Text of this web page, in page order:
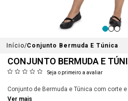
Início Conjunto Bermuda E Túnica
CONJUNTO BERMUDA E
Seja o primeiro a avaliar
Conjunto de Bermuda e Túnica com corte
Ver mais